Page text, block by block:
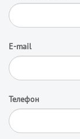
E-mail
Телефон